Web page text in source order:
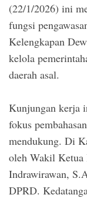
(22/1/2026) ini
fungsi
Kelengkapan
kelola
daerah asal.
Kunjungan kerja
fokus
mendukung. Di
oleh Wakil
Indrawirawan,
DPRD.